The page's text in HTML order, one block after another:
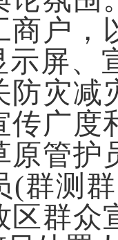
商户，
示屏、
防灾减
传广度
原管护
(群测
区群众